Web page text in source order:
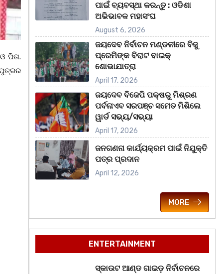
ପିତା.
ପାଇଁ ବ୍ୟବସ୍ଥା କରନ୍ତୁ : ଓଡିଶା
ଅଭିଭାବକ ମହାସଂଘ
August 6, 2026
ଜୟଦେବ ନିର୍ବାଚନ ମଣ୍ଡଳୀରେ ବିଜୁ
ପ୍ରେମିଙ୍କ ବିରାଟ ବାଇକ୍
ଶୋଭାଯାତ୍ରା
April 17, 2026
ଜୟଦେବ ବିଜେପି ପକ୍ଷରୁ ମିଶ୍ରଣ
ପର୍ବନାଏବ ସରପଞ୍ଚ ସମେତ ମିଶିଲେ
ୱାର୍ଡ ସଭ୍ୟ/ସଭ୍ୟା
April 17, 2026
ଜନଗଣନା କାର୍ଯ୍ୟକ୍ରମ ପାଇଁ ନିଯୁକ୍ତି
ପତ୍ର ପ୍ରଦାନ
April 12, 2026
MORE
ENTERTAINMENT
ସ୍କାଉଟ ଆଣ୍ଡ ଗାଇଡ଼ ନିର୍ବାଚନରେ